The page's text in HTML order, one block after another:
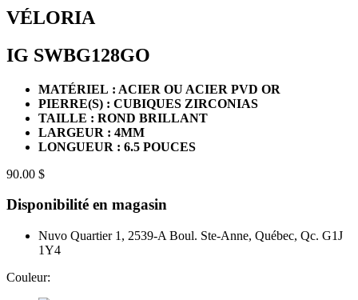
VÉLORIA
IG SWBG128GO
MATÉRIEL : ACIER OU ACIER PVD OR
PIERRE(S) : CUBIQUES ZIRCONIAS
TAILLE : ROND BRILLANT
LARGEUR : 4MM
LONGUEUR : 6.5 POUCES
90.00 $
Disponibilité en magasin
Nuvo Quartier 1, 2539-A Boul. Ste-Anne, Québec, Qc. G1J
1Y4
Couleur: